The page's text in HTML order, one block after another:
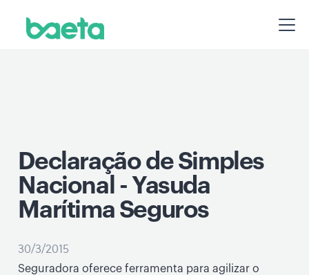
Declaração de Simples
Nacional - Yasuda
Marítima Seguros
30/3/2015
Seguradora oferece ferramenta para agilizar o